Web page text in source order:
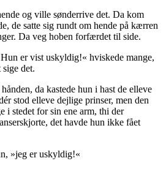
og ville sønderrive det. Da kom
de satte sig rundt om hende på kærren
Da veg hoben forfærdet til side.
er vist uskyldig!« hviskede mange,
det.
da kastede hun i hast de elleve
stod elleve dejlige prinser, men den
i stedet for sin ene arm, thi der
det havde hun ikke fået
»jeg er uskyldig!«